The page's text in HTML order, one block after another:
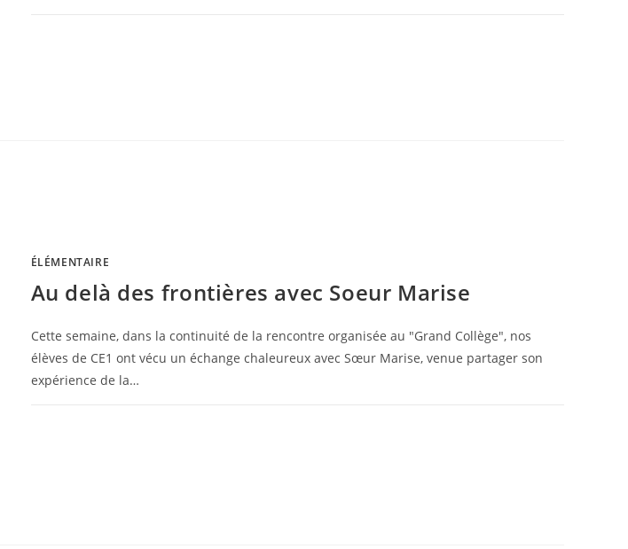
ÉLÉMENTAIRE
Au delà des frontières avec Soeur Marise
Cette semaine, dans la continuité de la rencontre organisée au "Grand Collège", nos
élèves de CE1 ont vécu un échange chaleureux avec Sœur Marise, venue partager son
expérience de la…